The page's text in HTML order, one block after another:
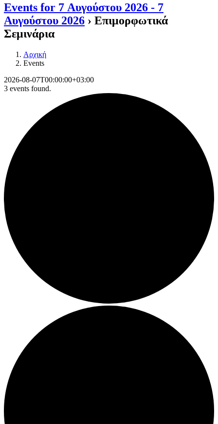
Events for 7 Αυγούστου 2026 - 7
Αυγούστου 2026 › Επιμορφωτικά
Σεμινάρια
Αρχική
Events
2026-08-07T00:00:00+03:00
3 events found.